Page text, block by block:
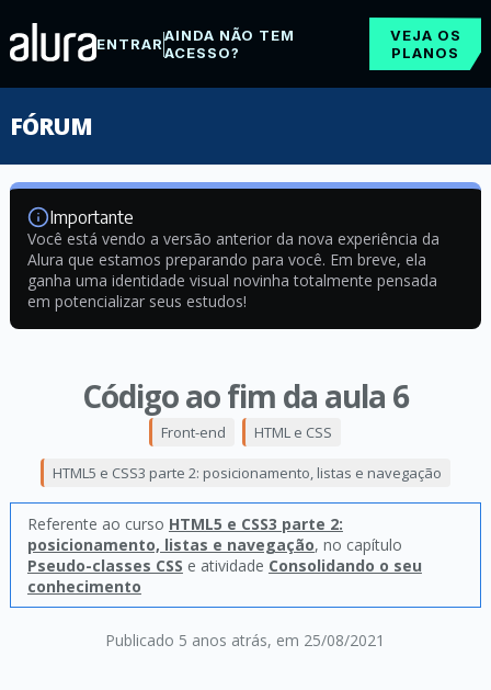
ENTRARAINDA NÃO TEM
ACESSO?
VEJA OS
PLANOS
FÓRUM
Importante
Você está vendo a versão anterior da nova experiência da
Alura que estamos preparando para você. Em breve, ela
ganha uma identidade visual novinha totalmente pensada
em potencializar seus estudos!
Código ao fim da aula 6
Publicado 5 anos atrás, em 25/08/2021
Front-end HTML e CSS
HTML5 e CSS3 parte 2: posicionamento, listas e navegação
Referente ao curso HTML5 e CSS3 parte 2:
posicionamento, listas e navegação, no capítulo
Pseudo-classes CSS e atividade Consolidando o seu
conhecimento